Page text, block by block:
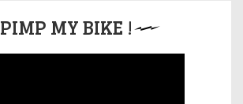
PIMP MY BIKE !